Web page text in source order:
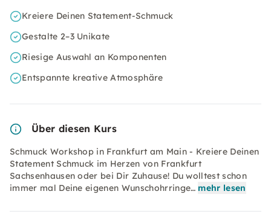
Kreiere Deinen Statement-Schmuck
Gestalte 2–3 Unikate
Riesige Auswahl an Komponenten
Entspannte kreative Atmosphäre
Über diesen Kurs
Schmuck Workshop in Frankfurt am Main - Kreiere Deinen
Statement Schmuck im Herzen von Frankfurt
Sachsenhausen oder bei Dir Zuhause! Du wolltest schon
immer mal Deine eigenen Wunschohrringe… mehr lesen